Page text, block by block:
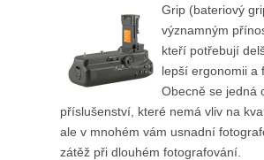
Grip (bateriový
významným
kteří potřebují
lepší ergonomii a
Obecně se jedná
příslušenství, které nemá vliv na
ale v mnohém vám usnadní
zátěž při dlouhém fotografování.